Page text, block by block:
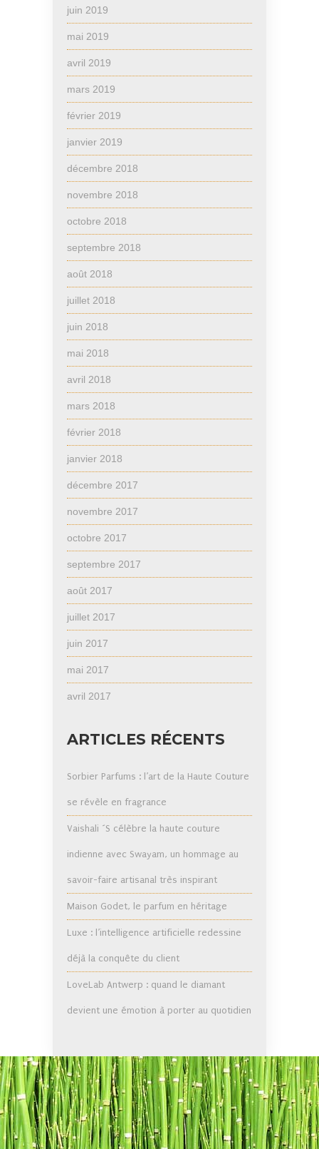
juin 2019
mai 2019
avril 2019
mars 2019
février 2019
janvier 2019
décembre 2018
novembre 2018
octobre 2018
septembre 2018
août 2018
juillet 2018
juin 2018
mai 2018
avril 2018
mars 2018
février 2018
janvier 2018
décembre 2017
novembre 2017
octobre 2017
septembre 2017
août 2017
juillet 2017
juin 2017
mai 2017
avril 2017
ARTICLES RÉCENTS
Sorbier Parfums : l’art de la Haute Couture
se révèle en fragrance
Vaishali ´S célèbre la haute couture
indienne avec Swayam, un hommage au
savoir-faire artisanal très inspirant
Maison Godet, le parfum en héritage
Luxe : l’intelligence artificielle redessine
déjà la conquête du client
LoveLab Antwerp : quand le diamant
devient une émotion à porter au quotidien